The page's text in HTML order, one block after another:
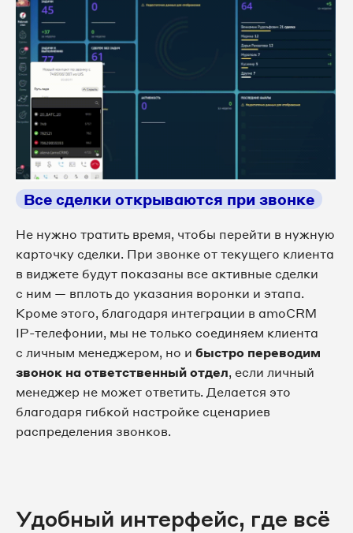
Все сделки открываются при звонке
Не нужно тратить время, чтобы перейти в нужную
карточку сделки. При звонке от текущего клиента
в виджете будут показаны все активные сделки
с ним — вплоть до указания воронки и этапа.
Кроме этого, благодаря интеграции в amoCRM
IP-телефонии, мы не только соединяем клиента
с личным менеджером, но и быстро переводим
звонок на ответственный отдел, если личный
менеджер не может ответить. Делается это
благодаря гибкой настройке сценариев
распределения звонков.
Удобный интерфейс, где всё